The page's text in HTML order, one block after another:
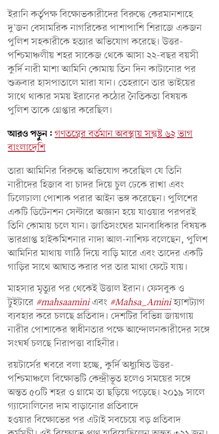
ইরানি কর্তৃপক্ষ বিক্ষোভকারীদের বিরুদ্ধে কেরমানশাহে
দু'জন বেসামরিক নাগরিকের পাশাপাশি শিরাজে একজন
পুলিশ সহকারীকে হত্যার অভিযোগ করেছে। উত্তর-
পশ্চিমাঞ্চলীয় শহর সাকেজ থেকে আসা ২২-বছর বয়সী
কুর্দি নারী মাশা আমিনি কোমায় তিন দিন কাটানোর পর
শুক্রবার হাসপাতালে মারা যান। তেহরানে তার ভাইয়ের
সাথে থাকার সময় ইরানের কঠোর নৈতিকতা বিষয়ক
পুলিশ তাকে গ্রেপ্তার করেছিল।
আরও পড়ুন: গণতন্ত্রের বর্তমান অবস্থায় সন্তুষ্ট ৬২ ভাগ
বাংলাদেশি
তারা আমিনির বিরুদ্ধে অভিযোগ করেছিল যে তিনি
নারীদের হিজাব বা চাদর দিয়ে চুল ঢেকে রাখা এবং
ঢিলেঢালা পোশাক পরার আইন ভঙ্গ করেছেন। পুলিশের
একটি ডিটেনশন সেন্টারে অজ্ঞান হয়ে যাওয়ার পরপরই
তিনি কোমায় চলে যান। জাতিসংঘের মানবাধিকার বিষয়ক
ভারপ্রাপ্ত হাইকমিশনার নাদা আল-নাশিফ বলেছেন, পুলিশ
আমিনির মাথায় লাঠি দিয়ে বাড়ি মারে এবং তাদের একটি
গাড়ির সাথে আঘাত করার পর তার মাথা ফেটে যায়।
মাহসার মৃত্যুর পর থেকেই উত্তাল ইরান। ফেসবুক ও
টুইটারে #mahsaaminiএবং #Mahsa_Aminiহ্যাশট্যাগ
ব্যবহার করে চলছে প্রতিবাদ। দেশটির বিভিন্ন জায়গায়
নারীর পোশাকের স্বাধীনতার পক্ষে আন্দোলনকারীদের সঙ্গে
সংঘর্ষ চলছে নিরাপত্তা বাহিনীর।​​​​​​​
রয়টার্সের খবরে বলা হচ্ছে, কুর্দি অধ্যুষিত উত্তর-
পশ্চিমাঞ্চলে বিক্ষোভটি কেন্দ্রীভূত হলেও সময়ের সঙ্গে
অন্তত ৫০টি শহর ও গ্রামে তা ছড়িয়ে পড়েছে। ২০১৯ সালে
গ্যাসোলিনের দাম বাড়ানোর প্রতিবাদে
হওয়ার বিক্ষোভের পর এটাই সবচেয়ে বড় প্রতিবাদ